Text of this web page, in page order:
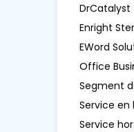
DrCatalyst
Enright
EWord
Office
Segment
Service en
Service